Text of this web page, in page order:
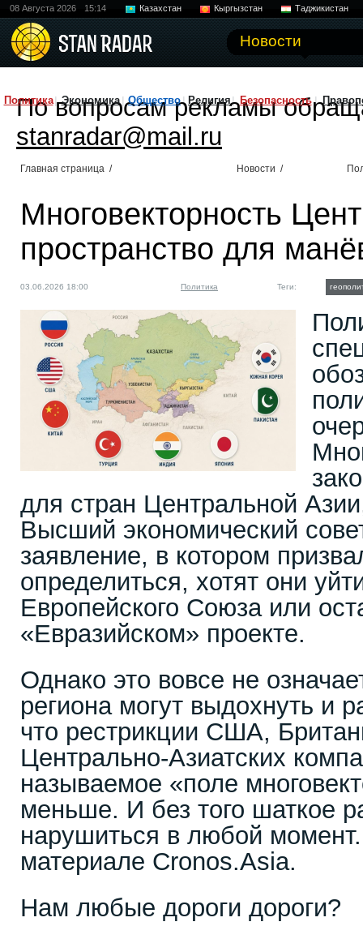
08 Августа 2026 15:14 Казахстан Кыргызстан Таджикистан
Новости
Политика Экономика Общество Религия Безопасность
По вопросам рекламы
stanradar@mail.ru
Главная страница / Новости /
Многовекторность
пространство для
03.06.2026 18:00 Политика Теги:
для стран Центральной
Высший экономический
заявление, в котором
определиться, хотят они
Европейского Союза или
«Евразийском» проекте.
Однако это вовсе не
региона могут выдохнуть и
что рестрикции США,
Центрально-Азиатских
называемое «поле
меньше. И без того шаткое
нарушиться в любой
материале Cronos.Asia.
Нам любые дороги дороги?